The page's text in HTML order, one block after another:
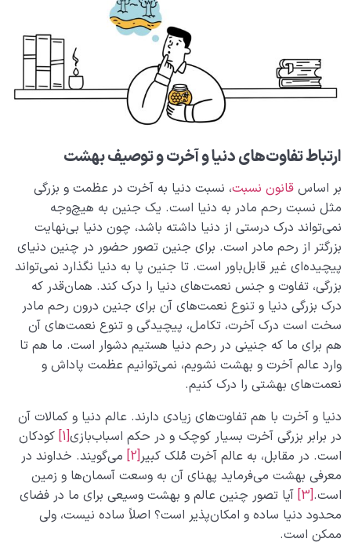
جهنم کجاست، دلیل گرفتار شدن در جهنم بیمارستان آخرت
چیست؟
جهنم چیست؟ عدم سازگاری ما با بهشت چگونه جهنم را
دارد؟
چرا انسان در گرو اعمالش است؛ عمل چگونه بهشت و جهنم
را می سازد؟
گرفتاری در جهنم نفس چیست؟ راه تشخیص و عبور از آن
چگونه است؟
تقسیم بندی انواع جهنم بر چه مبنایی است و چگونه زندگی
ما را تحت تاثیر قرار می دهد؟
بهشت و جهنم ارزان؛ چگونه با انتخاب‌های روزمره، سعادت
و رنج ابدی خود را شکل میدهیم؟
بهشت و جهنم در زندگی روزمره؛ هر انتخاب ما یک قدم در
مسیر ساختن سرنوشت ابدی
نگاه ابدی و آمادگی برای آخرت 0/14
از خیال تا سلامت قلب 0/31
انسان در مرکز آفرینش 0/9
ارتباط تفاوت‌های دنیا و آخرت و توصیف بهشت
بر اساس قانون نسبت، نسبت دنیا به آخرت در عظمت و بزرگی
مثل نسبت رحم مادر به دنیا است. یک جنین به‌ هیچ‌وجه
نمی‌تواند درک درستی از دنیا داشته باشد، چون دنیا بی‌نهایت
بزرگتر از رحم مادر است. برای جنین تصور حضور در چنین دنیای
پیچیده‌ای غیر قابل‌باور است. تا جنین پا به دنیا نگذارد نمی‌تواند
بزرگی، تفاوت و جنس نعمت‌های دنیا را درک کند. همان‌قدر که
درک بزرگی دنیا و تنوع نعمت‌های آن برای جنین درون رحم مادر
سخت است درک آخرت، تکامل، پیچیدگی و تنوع نعمت‌های آن
هم برای ما که جنینی در رحم دنیا هستیم دشوار است. ما هم تا
وارد عالم آخرت و بهشت نشویم، نمی‌توانیم عظمت پاداش و
نعمت‌های بهشتی را درک کنیم.
دنیا و آخرت با هم تفاوت‌های زیادی دارند. عالم دنیا و کمالات آن
در برابر بزرگی آخرت بسیار کوچک و در حکم اسباب‌بازی[1]
کودکان
است. در مقابل، به عالم آخرت مُلک کبیر[2]
می‌گویند. خداوند در
معرفی بهشت می‌فرماید پهنای آن به وسعت آسمان‌ها و زمین
است.[3]
آیا تصور چنین عالم و بهشت وسیعی برای ما در فضای
محدود دنیا ساده و امکان‌پذیر است؟ اصلاً ساده نیست، ولی
ممکن است.